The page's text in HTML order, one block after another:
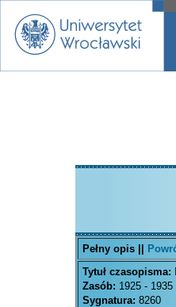
Pełny opis ||
Tytuł czasopisma:
Zasób: 1925 - 1935
Sygnatura: 8260